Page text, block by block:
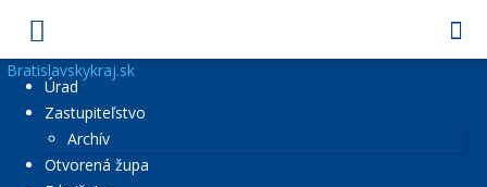
Bratislavskykraj.sk
Úrad
Zastupiteľstvo
Archív
Otvorená župa